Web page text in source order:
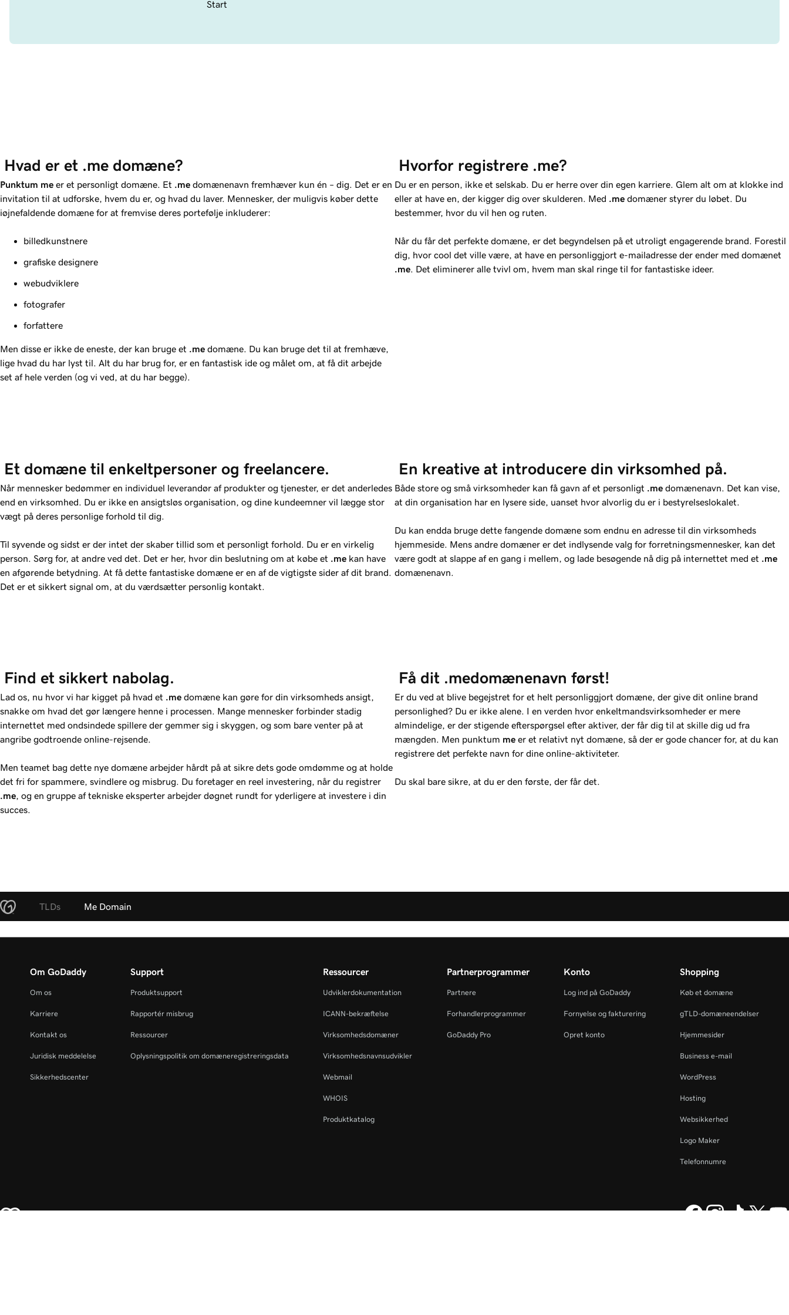
Start
Hvad er et .me domæne?
Punktum me er et personligt domæne. Et .me domænenavn fremhæver kun én – dig. Det er en
invitation til at udforske, hvem du er, og hvad du laver. Mennesker, der muligvis køber dette
iøjnefaldende domæne for at fremvise deres portefølje inkluderer:
billedkunstnere
grafiske designere
webudviklere
fotografer
forfattere
Men disse er ikke de eneste, der kan bruge et .me domæne. Du kan bruge det til at fremhæve,
lige hvad du har lyst til. Alt du har brug for, er en fantastisk ide og målet om, at få dit arbejde
set af hele verden (og vi ved, at du har begge).
Hvorfor registrere .me?
Du er en person, ikke et selskab. Du er herre over din egen karriere. Glem alt om at klokke ind
eller at have en, der kigger dig over skulderen. Med .me domæner styrer du løbet. Du
bestemmer, hvor du vil hen og ruten.
Når du får det perfekte domæne, er det begyndelsen på et utroligt engagerende brand. Forestil
dig, hvor cool det ville være, at have en personliggjort e-mailadresse der ender med domænet
.me . Det eliminerer alle tvivl om, hvem man skal ringe til for fantastiske ideer.
Et domæne til enkeltpersoner og freelancere.
Når mennesker bedømmer en individuel leverandør af produkter og tjenester, er det anderledes
end en virksomhed. Du er ikke en ansigtsløs organisation, og dine kundeemner vil lægge stor
vægt på deres personlige forhold til dig.
Til syvende og sidst er der intet der skaber tillid som et personligt forhold. Du er en virkelig
person. Sørg for, at andre ved det. Det er her, hvor din beslutning om at købe et .me kan have
en afgørende betydning. At få dette fantastiske domæne er en af de vigtigste sider af dit brand.
Det er et sikkert signal om, at du værdsætter personlig kontakt.
En kreative at introducere din virksomhed på.
Både store og små virksomheder kan få gavn af et personligt .me domænenavn. Det kan vise,
at din organisation har en lysere side, uanset hvor alvorlig du er i bestyrelseslokalet.
Du kan endda bruge dette fangende domæne som endnu en adresse til din virksomheds
hjemmeside. Mens andre domæner er det indlysende valg for forretningsmennesker, kan det
være godt at slappe af en gang i mellem, og lade besøgende nå dig på internettet med et .me
domænenavn.
Find et sikkert nabolag.
Lad os, nu hvor vi har kigget på hvad et .me domæne kan gøre for din virksomheds ansigt,
snakke om hvad det gør længere henne i processen. Mange mennesker forbinder stadig
internettet med ondsindede spillere der gemmer sig i skyggen, og som bare venter på at
angribe godtroende online-rejsende.
Men teamet bag dette nye domæne arbejder hårdt på at sikre dets gode omdømme og at holde
det fri for spammere, svindlere og misbrug. Du foretager en reel investering, når du registrer
.me , og en gruppe af tekniske eksperter arbejder døgnet rundt for yderligere at investere i din
succes.
Få dit .medomænenavn først!
Er du ved at blive begejstret for et helt personliggjort domæne, der give dit online brand
personlighed? Du er ikke alene. I en verden hvor enkeltmandsvirksomheder er mere
almindelige, er der stigende efterspørgsel efter aktiver, der får dig til at skille dig ud fra
mængden. Men punktum me er et relativt nyt domæne, så der er gode chancer for, at du kan
registrere det perfekte navn for dine online-aktiviteter.
Du skal bare sikre, at du er den første, der får det.
TLDs Me Domain
Om GoDaddy
Om os
Karriere
Kontakt os
Juridisk meddelelse
Sikkerhedscenter
Support
Produktsupport
Rapportér misbrug
Ressourcer
Oplysningspolitik om domæneregistreringsdata
Ressourcer
Udviklerdokumentation
ICANN-bekræftelse
Virksomhedsdomæner
Virksomhedsnavnsudvikler
Webmail
WHOIS
Produktkatalog
Partnerprogrammer
Partnere
Forhandlerprogrammer
GoDaddy Pro
Konto
Log ind på GoDaddy
Fornyelse og fakturering
Opret konto
Shopping
Køb et domæne
gTLD-domæneendelser
Hjemmesider
Business e-mail
WordPress
Hosting
Websikkerhed
Logo Maker
Telefonnumre